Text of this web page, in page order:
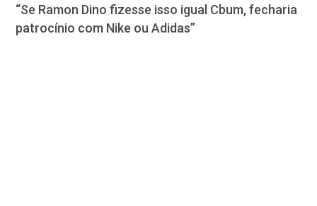
“Se Ramon Dino fizesse isso igual Cbum, fecharia
patrocínio com Nike ou Adidas”